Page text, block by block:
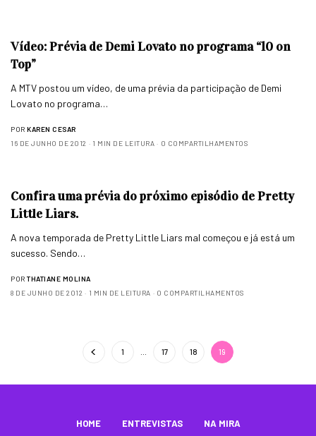
Vídeo: Prévia de Demi Lovato no programa “10 on
Top”
A MTV postou um vídeo, de uma prévia da participação de Demi
Lovato no programa…
POR KAREN CESAR
16 DE JUNHO DE 2012
1 MIN DE LEITURA 0 COMPARTILHAMENTOS
Confira uma prévia do próximo episódio de Pretty
Little Liars.
A nova temporada de Pretty Little Liars mal começou e já está um
sucesso. Sendo…
POR THATIANE MOLINA
8 DE JUNHO DE 2012
1 MIN DE LEITURA 0 COMPARTILHAMENTOS
1 17 18 19
HOME ENTREVISTAS NA MIRA